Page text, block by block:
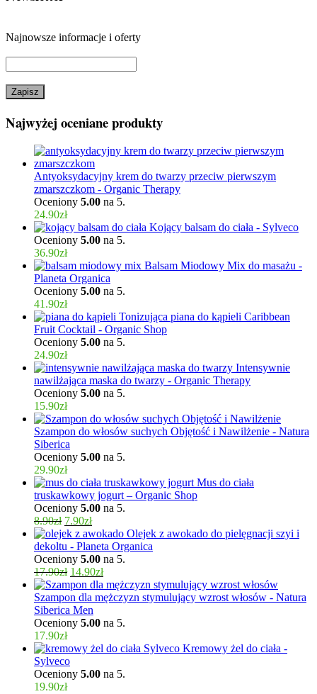
Najnowsze informacje i oferty
Najwyżej oceniane produkty
Antyoksydacyjny krem do twarzy przeciw pierwszym
zmarszczkom - Organic Therapy
Oceniony 5.00 na 5.
24.90zł
Kojący balsam do ciała - Sylveco
Oceniony 5.00 na 5.
36.90zł
Balsam Miodowy Mix do masażu -
Planeta Organica
Oceniony 5.00 na 5.
41.90zł
Tonizująca piana do kąpieli Caribbean
Fruit Cocktail - Organic Shop
Oceniony 5.00 na 5.
24.90zł
Intensywnie
nawilżająca maska do twarzy - Organic Therapy
Oceniony 5.00 na 5.
15.90zł
Szampon do włosów suchych Objętość i Nawilżenie - Natura
Siberica
Oceniony 5.00 na 5.
29.90zł
Mus do ciała
truskawkowy jogurt – Organic Shop
Oceniony 5.00 na 5.
8.90zł 7.90zł
Olejek z awokado do pielęgnacji szyi i
dekoltu - Planeta Organica
Oceniony 5.00 na 5.
17.90zł 14.90zł
Szampon dla mężczyzn stymulujący wzrost włosów - Natura
Siberica Men
Oceniony 5.00 na 5.
17.90zł
Kremowy żel do ciała -
Sylveco
Oceniony 5.00 na 5.
19.90zł